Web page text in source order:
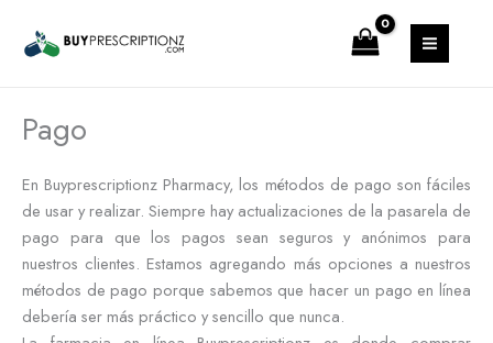
contenido
MAIN
MENU
Pago
En Buyprescriptionz Pharmacy, los métodos de pago son fáciles
de usar y realizar. Siempre hay actualizaciones de la pasarela de
pago para que los pagos sean seguros y anónimos para
nuestros clientes. Estamos agregando más opciones a nuestros
métodos de pago porque sabemos que hacer un pago en línea
debería ser más práctico y sencillo que nunca.